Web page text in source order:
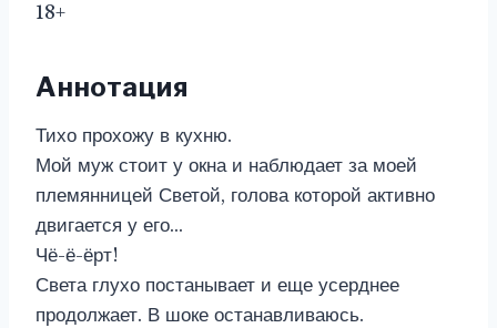
18+
Аннотация
Тихо прохожу в кухню.
Мой муж стоит у окна и наблюдает за моей
племянницей Светой, голова которой активно
двигается у его…
Чё-ё-ёрт!
Света глухо постанывает и еще усерднее
продолжает. В шоке останавливаюсь.